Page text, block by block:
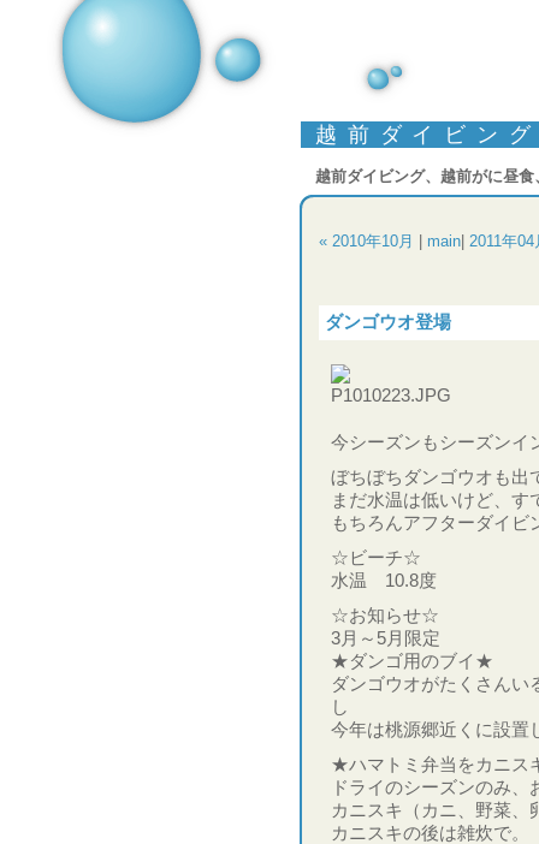
越前ダイビン
越前ダイビング、越前がに昼
« 2010年10月 main 2011年04
ダンゴウオ登場
今シーズンもシーズンイ
ぼちぼちダンゴウオも出
まだ水温は低いけど、す
もちろんアフターダイ
☆ビーチ☆
水温 10.8度
☆お知らせ☆
3月～5月限定
★ダンゴ用のブイ★
ダンゴウオがたくさんい
し
今年は桃源郷近くに設置
★ハマトミ弁当をカニス
ドライのシーズンのみ
カニスキ（カニ、野菜、
カニスキの後は雑炊で。